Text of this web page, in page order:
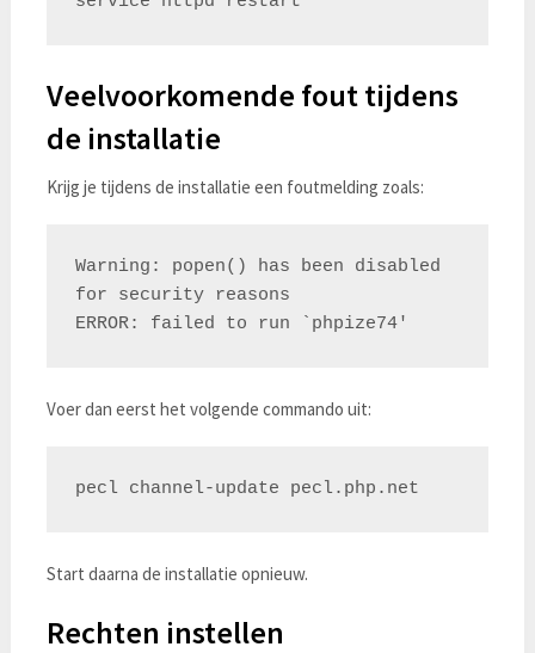
Veelvoorkomende fout tijdens
de installatie
Krijg je tijdens de installatie een foutmelding zoals:
Warning: popen() has been disabled
for security reasons
Voer dan eerst het volgende commando uit:
Start daarna de installatie opnieuw.
Rechten instellen